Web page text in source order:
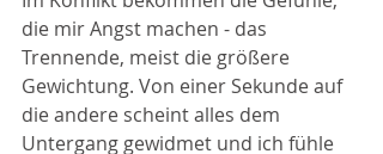
die mir Angst machen - das
Trennende, meist die größere
Gewichtung. Von einer Sekunde auf
die andere scheint alles dem
Untergang gewidmet und ich fühle